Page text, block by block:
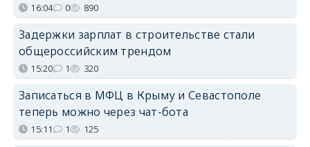
16:04 0 890
Задержки зарплат в строительстве стали
общероссийским трендом
15:20 1 320
Записаться в МФЦ в Крыму и Севастополе
теперь можно через чат-бота
15:11 1 125